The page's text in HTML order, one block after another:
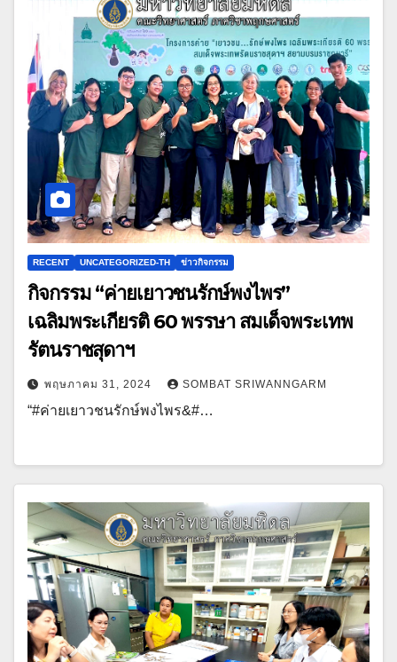
RECENT UNCATEGORIZED-TH ข่าวกิจกรรม
กิจกรรม “ค่ายเยาวชนรักษ์พงไพร”
เฉลิมพระเกียรติ 60 พรรษา สมเด็จพระเทพ
รัตนราชสุดาฯ
พฤษภาคม 31, 2024 SOMBAT SRIWANNGARM
“#ค่ายเยาวชนรักษ์พงไพร&#…